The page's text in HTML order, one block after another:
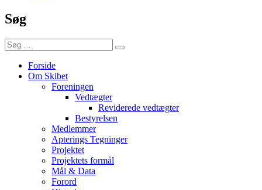
Søg
Søg
efter:
Søg
Forside
Om Skibet
Foreningen
Vedtægter
Reviderede vedtægter
Bestyrelsen
Medlemmer
Apterings Tegninger
Projektet
Projektets formål
Mål & Data
Forord